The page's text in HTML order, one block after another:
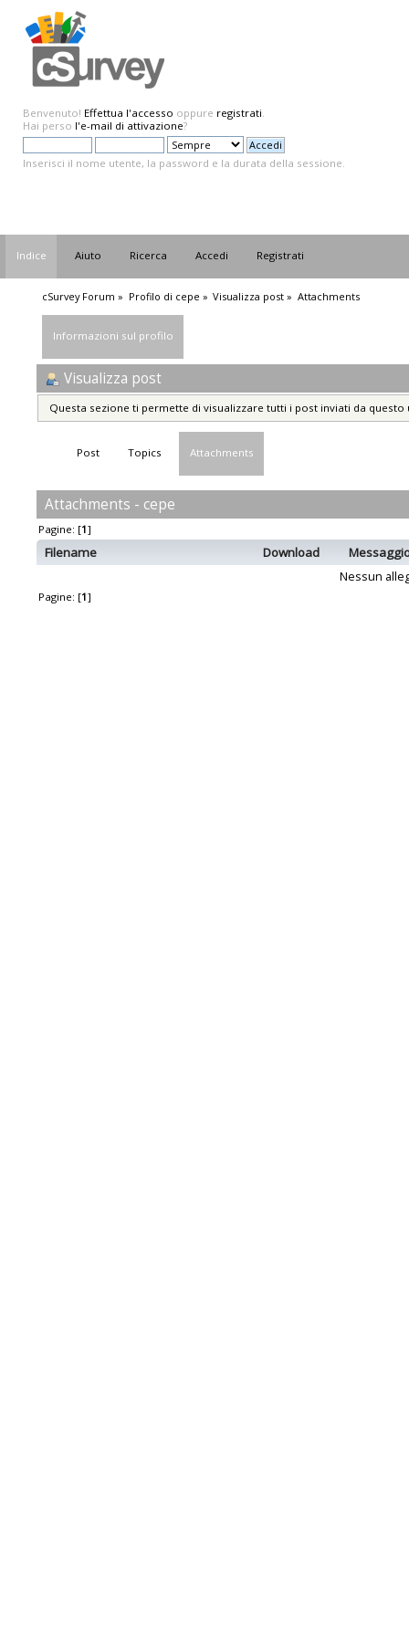
Benvenuto! Effettua l'accesso oppure registrati.
Hai perso l'e-mail di attivazione?
Inserisci il nome utente, la password e la durata della sessione.
Indice Aiuto Ricerca Accedi Registrati
cSurvey Forum » Profilo di cepe » Visualizza post » Attachments
Informazioni sul profilo
Visualizza post
Questa sezione ti permette di visualizzare tutti i post inviati da
Post Topics Attachments
Attachments - cepe
Pagine: [1]
Filename Download
Nessun
Pagine: [1]